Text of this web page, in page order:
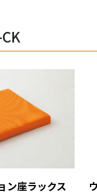
ン座ラックス